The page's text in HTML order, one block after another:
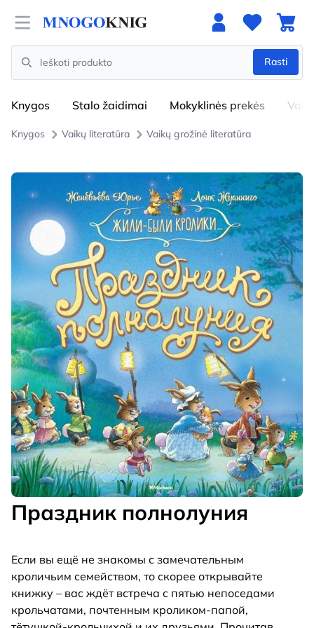
Open menu
Search
Rasti
Knygos Stalo žaidimai Mokyklinės prekės
Knygos Vaikų literatūra Vaikų grožinė literatūra
Праздник полнолуния
Если вы ещё не знакомы с замечательным
кроличьим семейством, то скорее открывайте
книжку – вас ждёт встреча с пятью непоседами
крольчатами, почтенным кроликом-папой,